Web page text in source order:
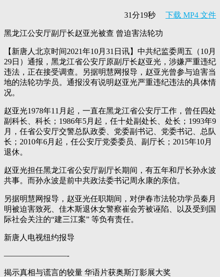
31分19秒 下载 MP4 文件
黑龙江公安厅副厅长赵亚光被查 曾迫害法轮功
【新唐人北京时间2021年10月31日讯】中共纪监委周五（10月
29日）通报，黑龙江省公安厅原副厅长赵亚光，涉嫌严重违纪
违法，正在接受调查。另据明慧网报导，赵亚光曾参与迫害当
地的法轮功学员。通报没有说明赵亚光严重违纪违法的具体情
况。
赵亚光1978年11月起，一直在黑龙江省公安厅工作，曾任四处
副科长、科长；1986年5月起，任十处副处长、处长；1993年9
月，任省公安厅交警总队政委、党委副书记、党委书记、总队
长；2010年6月起，任公安厅党委委员、副厅长；2015年10月
退休。
赵亚光担任黑龙江省公安厅副厅长期间，有五年和厅长孙永波
共事。而孙永波是前中共政法委书记周永康的亲信。
另据明慧网报导，赵亚光任职期间，对伊春市法轮功学员秦月
明被迫害致死、佳木斯退休女警察崔会芳被诬陷、以及受到国
际社会关注的“建三江案” 等负有责任。
新唐人电视纽约报导
————————-
揭示真相与谎言的较量 华语片获奥斯汀影展大奖